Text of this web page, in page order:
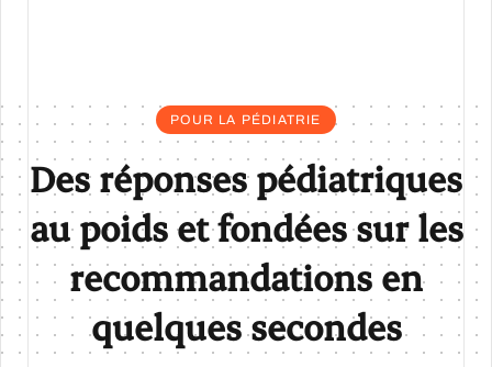
POUR LA PÉDIATRIE
Des réponses pédiatriques
au poids et fondées sur les
recommandations en
quelques secondes